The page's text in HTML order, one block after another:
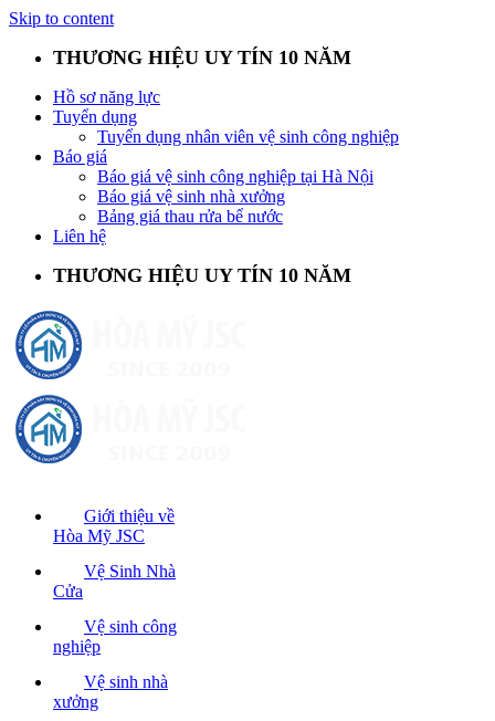
Skip to content
THƯƠNG HIỆU UY TÍN 10 NĂM
Hồ sơ năng lực
Tuyển dụng
Tuyển dụng nhân viên vệ sinh công nghiệp
Báo giá
Báo giá vệ sinh công nghiệp tại Hà Nội
Báo giá vệ sinh nhà xưởng
Bảng giá thau rửa bể nước
Liên hệ
THƯƠNG HIỆU UY TÍN 10 NĂM
Giới thiệu về
Hòa Mỹ JSC
Vệ Sinh Nhà
Cửa
Vệ sinh công
nghiệp
Vệ sinh nhà
xưởng